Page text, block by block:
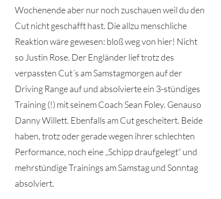
Wochenende aber nur noch zuschauen weil du den
Cut nicht geschafft hast. Die allzu menschliche
Reaktion wäre gewesen: bloß weg von hier! Nicht
so Justin Rose. Der Engländer lief trotz des
verpassten Cut´s am Samstagmorgen auf der
Driving Range auf und absolvierte ein 3-stündiges
Training (!) mit seinem Coach Sean Foley. Genauso
Danny Willett. Ebenfalls am Cut gescheitert. Beide
haben, trotz oder gerade wegen ihrer schlechten
Performance, noch eine „Schipp draufgelegt“ und
mehrstündige Trainings am Samstag und Sonntag
absolviert.